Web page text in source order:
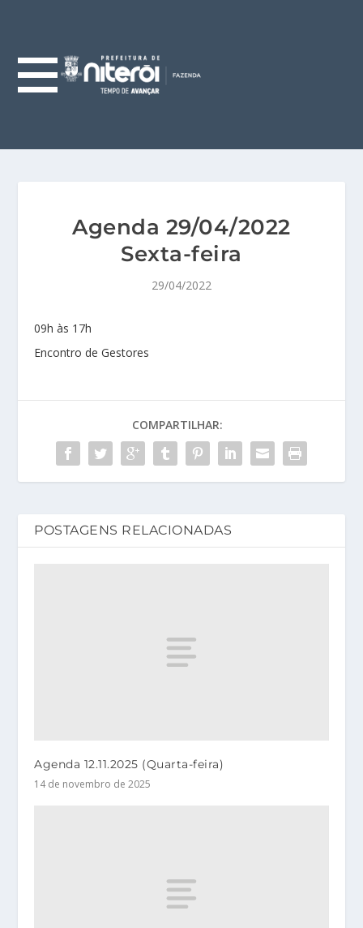
Agenda 29/04/2022
Sexta-feira
29/04/2022
09h às 17h
Encontro de Gestores
COMPARTILHAR:
POSTAGENS RELACIONADAS
Agenda 12.11.2025 (Quarta-feira)
14 de novembro de 2025